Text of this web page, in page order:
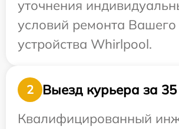
уточнения
условий ремонта Вашего
устройства Whirlpool.
2
Выезд курьера за
Квалифицированный